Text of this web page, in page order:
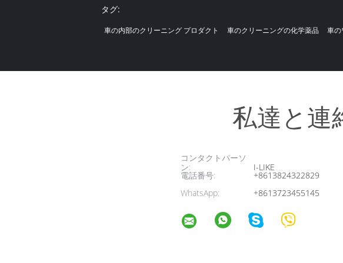
タグ:
車の内部のクリーニング プロダクト 車のクリーニングの化学薬品 車の
私達と連
コンタクトパーソ
ン:
I-LIKE
電話番号:
+8613824322829
WhatsApp:
+8613723455145